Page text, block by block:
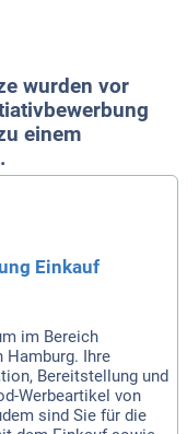
wurden vor
einem
Einkauf
im Bereich
Hamburg. Ihre
Bereitstellung und
Werbeartikel von
sind Sie für die